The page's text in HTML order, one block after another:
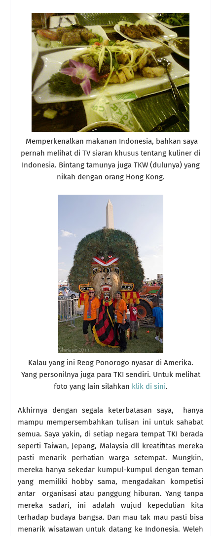
Memperkenalkan makanan Indonesia, bahkan saya
pernah melihat di TV siaran khusus tentang kuliner di
Indonesia. Bintang tamunya juga TKW (dulunya) yang
nikah dengan orang Hong Kong.
Kalau yang ini Reog Ponorogo nyasar di Amerika.
Yang personilnya juga para TKI sendiri. Untuk melihat
foto yang lain silahkan klik di sini.
Akhirnya dengan segala keterbatasan saya, hanya
mampu mempersembahkan tulisan ini untuk sahabat
semua. Saya yakin, di setiap negara tempat TKI berada
seperti Taiwan, Jepang, Malaysia dll kreatifitas mereka
pasti menarik perhatian warga setempat. Mungkin,
mereka hanya sekedar kumpul-kumpul dengan teman
yang memiliki hobby sama, mengadakan kompetisi
antar organisasi atau panggung hiburan. Yang tanpa
mereka sadari, ini adalah wujud kepedulian kita
terhadap budaya bangsa. Dan mau tak mau pasti bisa
menarik wisatawan untuk datang ke Indonesia. Weleh